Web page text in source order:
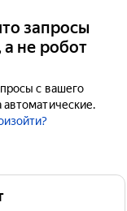
запросы
не робот
с вашего